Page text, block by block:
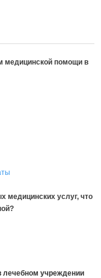
медицинской помощи в
медицинских услуг, что
лечебном учреждении